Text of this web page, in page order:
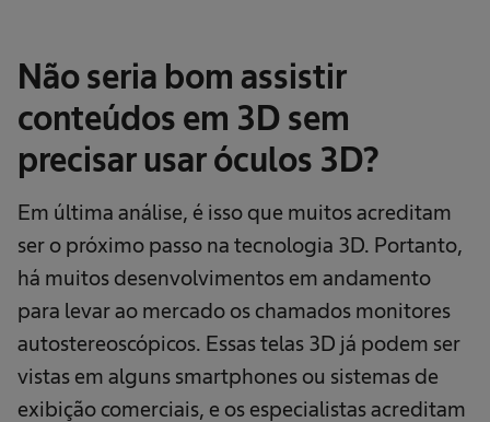
Não seria bom assistir
conteúdos em 3D sem
precisar usar óculos 3D?
Em última análise, é isso que muitos acreditam
ser o próximo passo na tecnologia 3D. Portanto,
há muitos desenvolvimentos em andamento
para levar ao mercado os chamados monitores
autostereoscópicos. Essas telas 3D já podem ser
vistas em alguns smartphones ou sistemas de
exibição comerciais, e os especialistas acreditam